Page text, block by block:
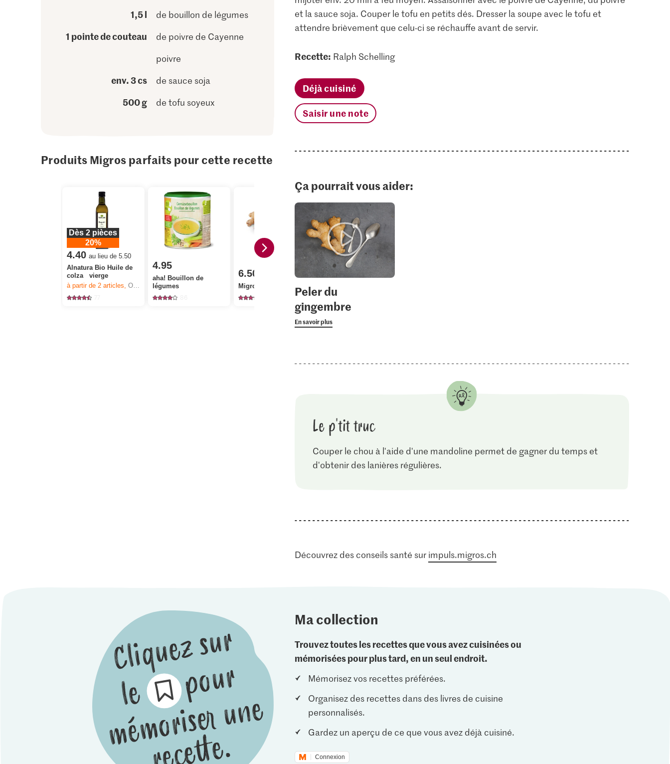
1,5 l de bouillon de légumes
1 pointe de couteau
de poivre de Cayenne
poivre
env. 3 cs de sauce soja
500 g de tofu soyeux
Produits Migros parfaits pour cette recette
Dès 2 pièces
20%
4.40 au lieu de 5.50
Alnatura Bio Huile de
colza vierge
à partir de 2articles,Offre valable du 6.8 au 12.8.2026, jusqu’à épuisement du stock.
4.95
aha! Bouillon de
légumes
6.50
Migros Gingembre
2.00
Migros Chou blanc
et la sauce soja. Couper le tofu en petits dés. Dresser la soupe avec le tofu et
attendre brièvement que celu-ci se réchauffe avant de servir.
Recette: Ralph Schelling
Déjà cuisiné
Saisir une note
Ça pourrait vous aider:
Peler du
gingembre
En savoir plus
Le p'tit truc
Couper le chou à l'aide d'une mandoline permet de gagner du temps et
d'obtenir des lanières régulières.
Découvrez des conseils santé sur impuls.migros.ch
Ma collection
Trouvez toutes les recettes que vous avez cuisinées ou
mémorisées pour plus tard, en un seul endroit.
Mémorisez vos recettes préférées.
Organisez des recettes dans des livres de cuisine
personnalisés.
Gardez un aperçu de ce que vous avez déjà cuisiné.
Connexion